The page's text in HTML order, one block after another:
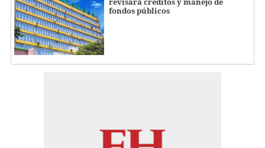
fondos públicos